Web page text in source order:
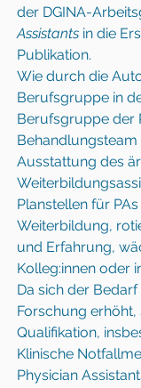
der DGINA-
Assistants in die
Publikation.
Wie durch die
Berufsgruppe in
Berufsgruppe der
Ausstattung des
Planstellen für
Weiterbildung,
und Erfahrung,
Kolleg:innen oder
Da sich der
Forschung
Qualifikation,
Klinische
Physician